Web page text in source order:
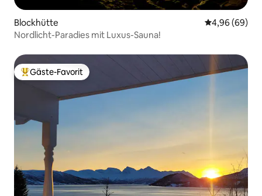
Blockhütte
4,96 (69)
Nordlicht-Paradies mit Luxus-Sauna!
Beliebter Gäste-Favorit.
Gäste-Favorit